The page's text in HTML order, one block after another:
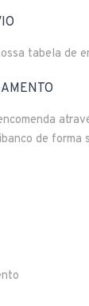
tabela de
de forma